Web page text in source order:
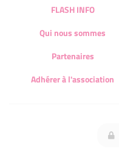
FLASH INFO
Qui nous sommes
Partenaires
Adhérer à l'association